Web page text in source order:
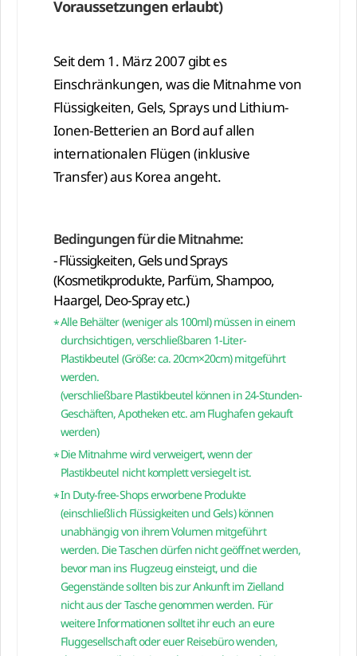
Voraussetzungen erlaubt)
Seit dem 1. März 2007 gibt es
Einschränkungen, was die Mitnahme von
Flüssigkeiten, Gels, Sprays und Lithium-
Ionen-Betterien an Bord auf allen
internationalen Flügen (inklusive
Transfer) aus Korea angeht.
Bedingungen für die Mitnahme:
- Flüssigkeiten, Gels und Sprays
(Kosmetikprodukte, Parfüm, Shampoo,
Haargel, Deo-Spray etc.)
Alle Behälter (weniger als 100ml) müssen in einem
durchsichtigen, verschließbaren 1-Liter-
Plastikbeutel (Größe: ca. 20cm×20cm) mitgeführt
werden.
(verschließbare Plastikbeutel können in 24-Stunden-
Geschäften, Apotheken etc. am Flughafen gekauft
werden)
Die Mitnahme wird verweigert, wenn der
Plastikbeutel nicht komplett versiegelt ist.
In Duty-free-Shops erworbene Produkte
(einschließlich Flüssigkeiten und Gels) können
unabhängig von ihrem Volumen mitgeführt
werden. Die Taschen dürfen nicht geöffnet werden,
bevor man ins Flugzeug einsteigt, und die
Gegenstände sollten bis zur Ankunft im Zielland
nicht aus der Tasche genommen werden. Für
weitere Informationen solltet ihr euch an eure
Fluggesellschaft oder euer Reisebüro wenden,